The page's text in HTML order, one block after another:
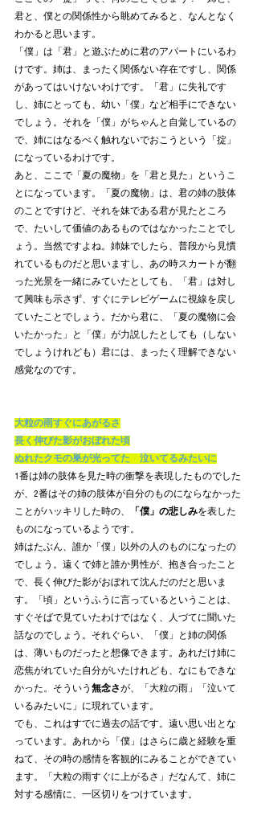
君と、僕との関係性から眺めてみると、なんとなく
わかると思います。
「僕」は「君」と遊ぶために君のアパートにいるわ
けです。姉は、まったく関係ない存在ですし、関係
があってはいけないわけです。「君」に失礼です
し、姉にとっても、幼い「僕」など相手にできない
でしょう。それを「僕」がちゃんと自覚しているの
で、姉にはなるべく触れないでおこうという「掟」
になっているわけです。
あと、ここで「夏の魔物」を「君と見た」というこ
とになっています。「夏の魔物」は、君の姉の肢体
のことですけど、それを妹である君が見たところ
で、たいして価値のあるものではなかったことでし
ょう。当然ですよね。姉妹でしたら、普段から見慣
れているものだと思いますし、あの時スカートが翻
った光景を一緒にみていたとしても、「君」は対し
て興味も示さず、すぐにテレビゲームに視線を戻し
ていたことでしょう。だから君に、「夏の魔物に会
いたかった」と「僕」が力説したとしても（しない
でしょうけれども）君には、まったく理解できない
感覚なのです。
大粒の雨すぐにあがるさ
長く伸びた影がおぼれた頃
ぬれたクモの巣が光ってた　泣いてるみたいに
1番は姉の肢体を見た時の衝撃を表現したものでした
が、2番はその姉の肢体が自分のものにならなかった
ことがハッキリした時の、
「僕」の悲しみを表した
ものになっているようです。
姉はたぶん、誰か「僕」以外の人のものになったの
でしょう。遠くで姉と誰か男性が、抱き合ったこと
で、長く伸びた影がおぼれて沈んだのだと思いま
す。「頃」というふうに言っているということは、
すぐそばで見ていたわけではなく、人づてに聞いた
話なのでしょう。それぐらい、「僕」と姉の関係
は、薄いものだったと想像できます。あれだけ姉に
恋焦がれていた自分がいたけれども、なにもできな
かった。そういう 無念さが、「大粒の雨」「泣いて
いるみたいに」に現れています。
でも、これはすでに過去の話です。遠い思い出とな
っています。あれから「僕」はさらに歳と経験を重
ねて、その時の感情を客観的にみることができてい
ます。「大粒の雨すぐに上がるさ」だなんて、姉に
対する感情に、一区切りをつけています。